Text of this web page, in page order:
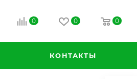
0 0 0
КОНТАКТЫ